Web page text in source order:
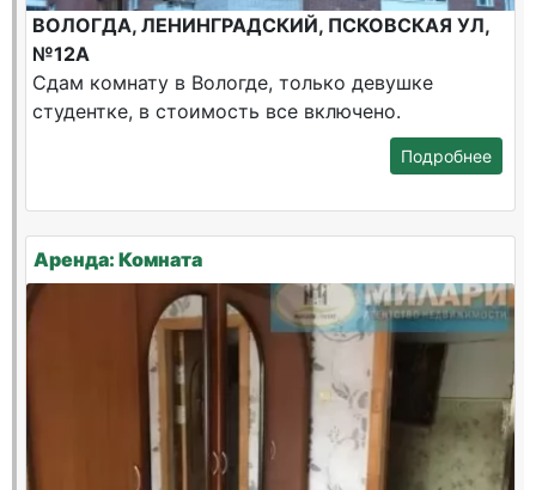
ВОЛОГДА, ЛЕНИНГРАДСКИЙ, ПСКОВСКАЯ УЛ,
№12А
Сдам комнату в Вологде, только девушке
студентке, в стоимость все включено.
Подробнее
Аренда: Комната